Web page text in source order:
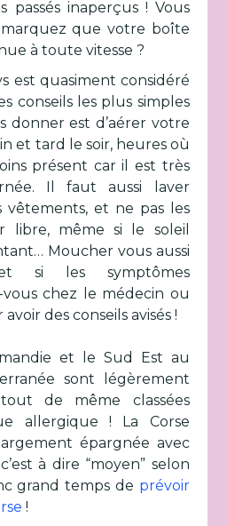
passés inaperçus ! Vous
que votre boîte
à toute vitesse ?
est quasiment considéré
conseils les plus simples
donner est d’aérer votre
et tard le soir, heures où
présent car il est très
Il faut aussi laver
vêtements, et ne pas les
libre, même si le soleil
Moucher vous aussi
et si les symptômes
chez le médecin ou
des conseils avisés !
et le Sud Est au
sont légèrement
de même classées
allergique ! La Corse
épargnée avec
à dire “moyen” selon
grand temps de prévoir
!